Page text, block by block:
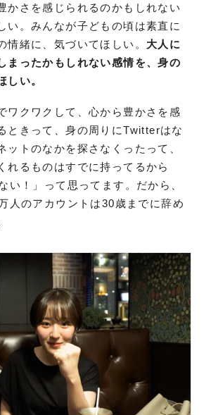
かさを感じられるのかもしれない
い。みんなが子どもの頃は素直に
情緒に、気づいてほしい。 大人に
まったかもしれない感情を、身の
しい。
ワクワクして、心から豊かさを感
ときって、身の周りにTwitterはな
ットのなかを探さなくったって、
れるものはすでに持ってるから
い！」って思ってます。だから、
人のアカウントは30歳までに辞め